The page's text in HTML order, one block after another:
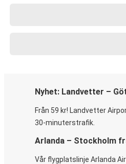
Nyhet: Landvetter –
Från 59 kr! Landvetter
30-minuterstrafik.
Arlanda – Stockholm
Vår flygplatslinje Arlanda